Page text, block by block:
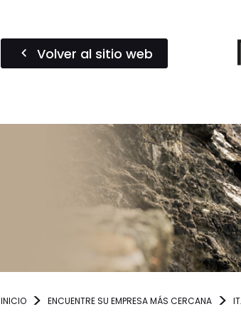
Volver al sitio web
INICIO ENCUENTRE SU EMPRESA MÁS CERCANA